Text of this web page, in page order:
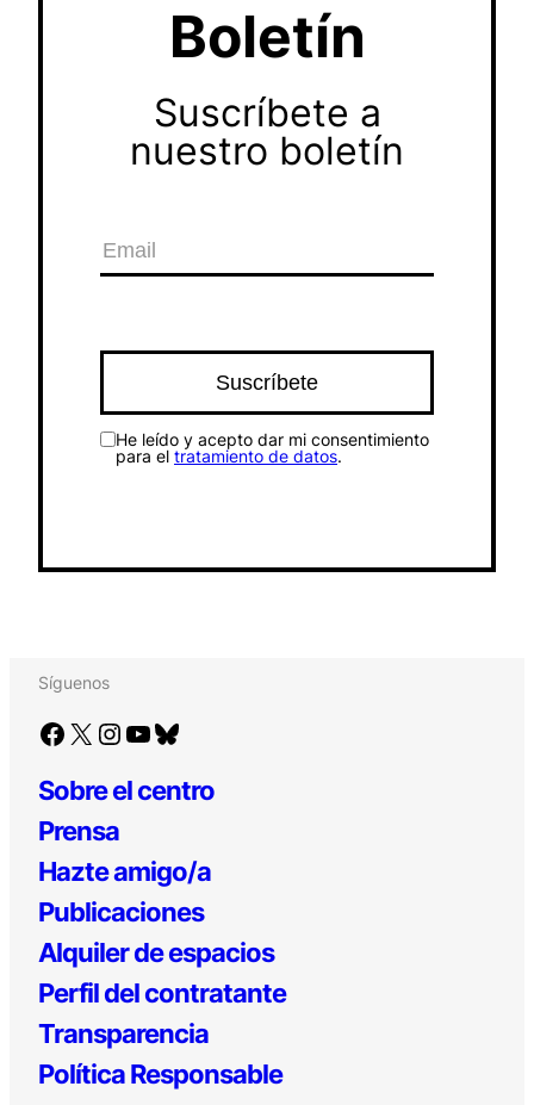
Boletín
Suscríbete a
nuestro boletín
He leído y acepto dar mi consentimiento
para el tratamiento de datos.
Síguenos
Facebook X Instagram YouTube Bluesky
Sobre el centro
Prensa
Hazte amigo/a
Publicaciones
Alquiler de espacios
Perfil del contratante
Transparencia
Política Responsable